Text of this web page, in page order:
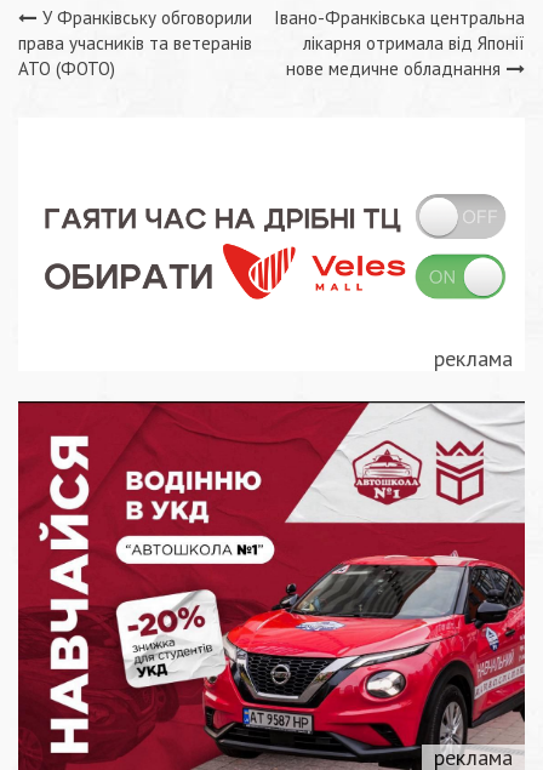
Навігація
записів
У Франківську обговорили
права учасників та ветеранів
АТО (ФОТО)
Івано-Франківська центральна
лікарня отримала від Японії
нове медичне обладнання